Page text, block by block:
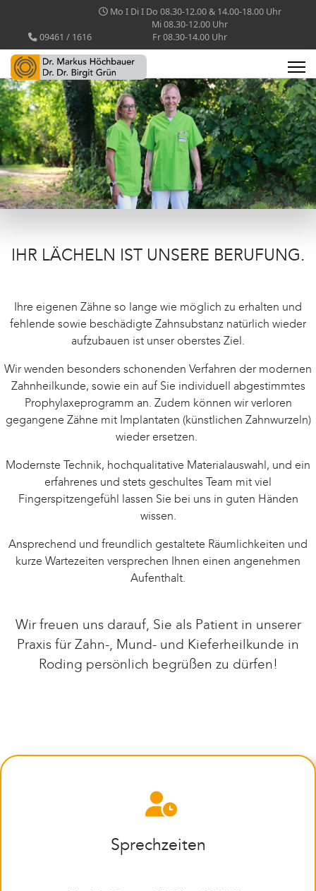
09461 / 1616
Mo I Di I Do 08.30-12.00 & 14.00-18.00 Uhr
Mi 08.30-12.00 Uhr
Fr 08.30-14.00 Uhr
IHR LÄCHELN IST UNSERE BERUFUNG.
Ihre eigenen Zähne so lange wie möglich zu erhalten und
fehlende sowie beschädigte Zahnsubstanz natürlich wieder
aufzubauen ist unser oberstes Ziel.
Wir wenden besonders schonenden Verfahren der modernen
Zahnheilkunde, sowie ein auf Sie individuell abgestimmtes
Prophylaxeprogramm an. Zudem können wir verloren
gegangene Zähne mit Implantaten (künstlichen Zahnwurzeln)
wieder ersetzen.
Modernste Technik, hochqualitative Materialauswahl, und ein
erfahrenes und stets geschultes Team mit viel
Fingerspitzengefühl lassen Sie bei uns in guten Händen
wissen.
Ansprechend und freundlich gestaltete Räumlichkeiten und
kurze Wartezeiten versprechen Ihnen einen angenehmen
Aufenthalt.
Wir freuen uns darauf, Sie als Patient in unserer
Praxis für Zahn-, Mund- und Kieferheilkunde in
Roding persönlich begrüßen zu dürfen!
Sprechzeiten